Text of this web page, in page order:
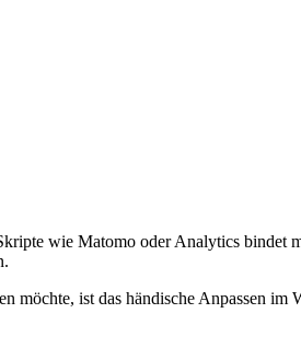
wie Matomo oder Analytics bindet
möchte, ist das händische Anpassen